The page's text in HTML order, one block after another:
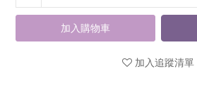
加入購物車
加入追蹤清單